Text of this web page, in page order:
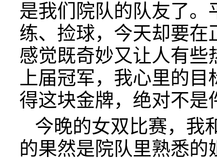
是我们院队的队友了
练、捡球，今天却要在
感觉既奇妙又让人有些
上届冠军，我心里的
得这块金牌，绝对不是
今晚的女双比赛，我
的果然是院队里熟悉